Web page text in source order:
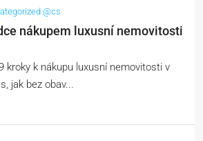
@cs
nákupem luxusní nemovitosti
kroky k nákupu luxusní nemovitosti v
jak bez obav...